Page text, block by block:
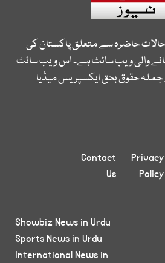
حالات حاضرہ سے متعلق پاکستان کی
والی ویب سائٹ ہے۔ اس ویب سائٹ
جملہ حقوق بحق ایکسپریس میڈیا
Privacy
Policy
Contact
Us
Showbiz News in Urdu
Sports News in Urdu
International News in